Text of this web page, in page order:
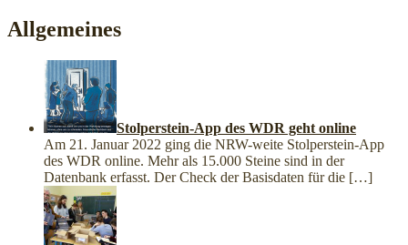
Allgemeines
Stolperstein-App des WDR geht online
Am 21. Januar 2022 ging die NRW-weite Stolperstein-App
des WDR online. Mehr als 15.000 Steine sind in der
Datenbank erfasst. Der Check der Basisdaten für die […]